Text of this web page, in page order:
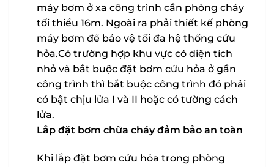
máy bơm ở xa công trình cần phòng cháy
tối thiểu 16m. Ngoài ra phải thiết kế phòng
máy bơm để bảo vệ tối đa hệ thống cứu
hỏa.Có trường hợp khu vực có diện tích
nhỏ và bắt buộc đặt bơm cứu hỏa ở gần
công trình thì bắt buộc công trình đó phải
có bật chịu lửa I và II hoặc có tường cách
lửa.
Lắp đặt bơm chữa cháy đảm bảo an toàn
Khi lắp đặt bơm cứu hỏa trong phòng